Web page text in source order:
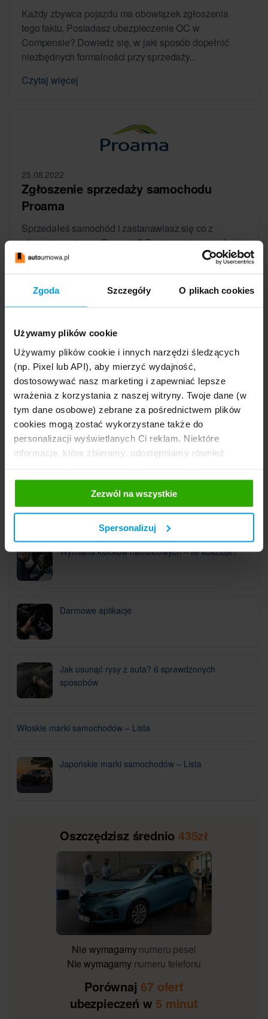
Zgoda Szczegóły O plikach cookies
Używamy plików cookie
Używamy plików cookie i innych narzędzi śledzących
(np. Pixel lub API), aby mierzyć wydajność,
dostosowywać nasz marketing i zapewniać lepsze
wrażenia z korzystania z naszej witryny. Twoje dane (w
tym dane osobowe) zebrane za pośrednictwem plików
cookies mogą zostać wykorzystane także do
personalizacji wyświetlanych Ci reklam. Niektóre
informacje, które zbieramy, udostępniamy również
reklamowym i analitycznym, z którymi współpracujemy.
Te z kolei mogą łączyć te informacje z innymi
informacjami, które im przekazałeś, korzystając z ich
usług. Prosimy o Twoją zgodę.
Zezwól na wszystkie
Spersonalizuj
Każdy zbywca pojazdu ma obowiązek zgłoszenia
tego faktu. Posiadasz ubezpieczenie OC w
Compensie? Dowiedz się, w jaki sposób dopełnić
niezbędnych formalności przy sprzedaży...
Czytaj więcej
25.08.2022
Zgłoszenie sprzedaży samochodu
Proama
Sprzedałeś samochód i zastanawiasz się co z
ubezpieczeniem w Proamie? Dowiedz się, co należy
zrobić, aby dopełnić obowiązków względem
Czytaj więcej
25.08.2022
Jak zgłosić sprzedaż pojazdu w
Warcie?
Jeśli sprzedajesz samochód i masz ubezpieczenie
OC w Warcie? Sprawdź, jak należy zgłosić zbycie
pojazdu, aby uniknąć ewentualnych problemów
związanych z płatnością...
Czytaj więcej
Warto przeczytać
Wymiana klocków hamulcowych – ile kosztuje?
Darmowe aplikacje
Jak usunąć rysy z auta? 6 sprawdzonych
sposobów
Włoskie marki samochodów – Lista
Japońskie marki samochodów – Lista
Oszczędzisz średnio 435zł
Nie wymagamynumeru pesel
Nie wymagamynumeru telefonu
Porównaj 67 ofert
ubezpieczeń w 5 minut